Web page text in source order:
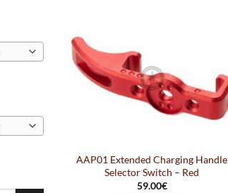
AAP01 Extended Charging Handle
Selector Switch – Red
59.00€